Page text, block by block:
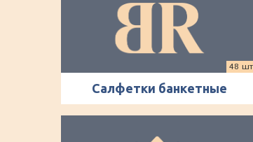
Салфетки банкетные
48